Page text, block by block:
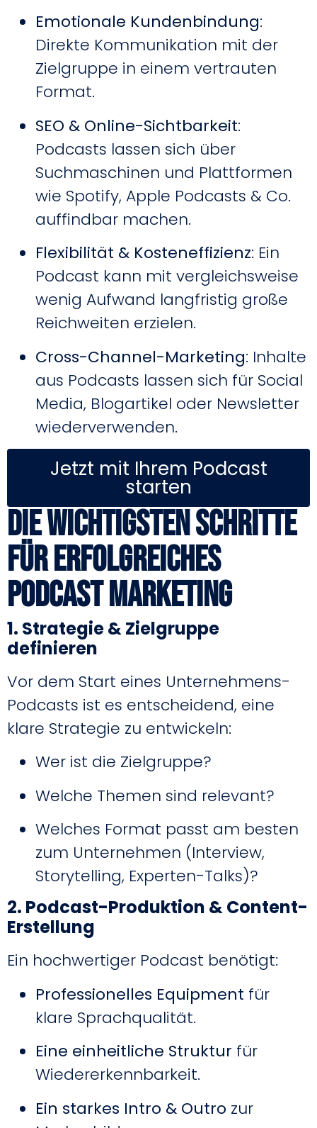
Emotionale Kundenbindung:
Direkte Kommunikation mit der
Zielgruppe in einem vertrauten
Format.
SEO & Online-Sichtbarkeit:
Podcasts lassen sich über
Suchmaschinen und Plattformen
wie Spotify, Apple Podcasts & Co.
auffindbar machen.
Flexibilität & Kosteneffizienz: Ein
Podcast kann mit vergleichsweise
wenig Aufwand langfristig große
Reichweiten erzielen.
Cross-Channel-Marketing: Inhalte
aus Podcasts lassen sich für Social
Media, Blogartikel oder Newsletter
wiederverwenden.
Jetzt mit Ihrem Podcast
starten
Die wichtigsten Schritte
für erfolgreiches
Podcast Marketing
1. Strategie & Zielgruppe
definieren
Vor dem Start eines Unternehmens-
Podcasts ist es entscheidend, eine
klare Strategie zu entwickeln:
Wer ist die Zielgruppe?
Welche Themen sind relevant?
Welches Format passt am besten
zum Unternehmen (Interview,
Storytelling, Experten-Talks)?
2. Podcast-Produktion & Content-
Erstellung
Ein hochwertiger Podcast benötigt:
Professionelles Equipment für
klare Sprachqualität.
Eine einheitliche Struktur für
Wiedererkennbarkeit.
Ein starkes Intro & Outro zur